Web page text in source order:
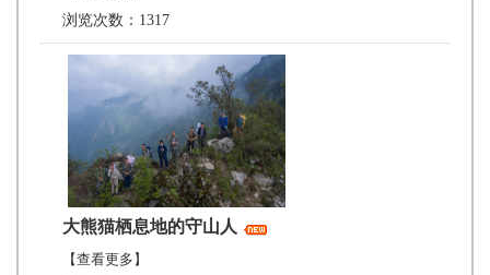
浏览次数：1317
大熊猫栖息地的守山人
【查看更多】